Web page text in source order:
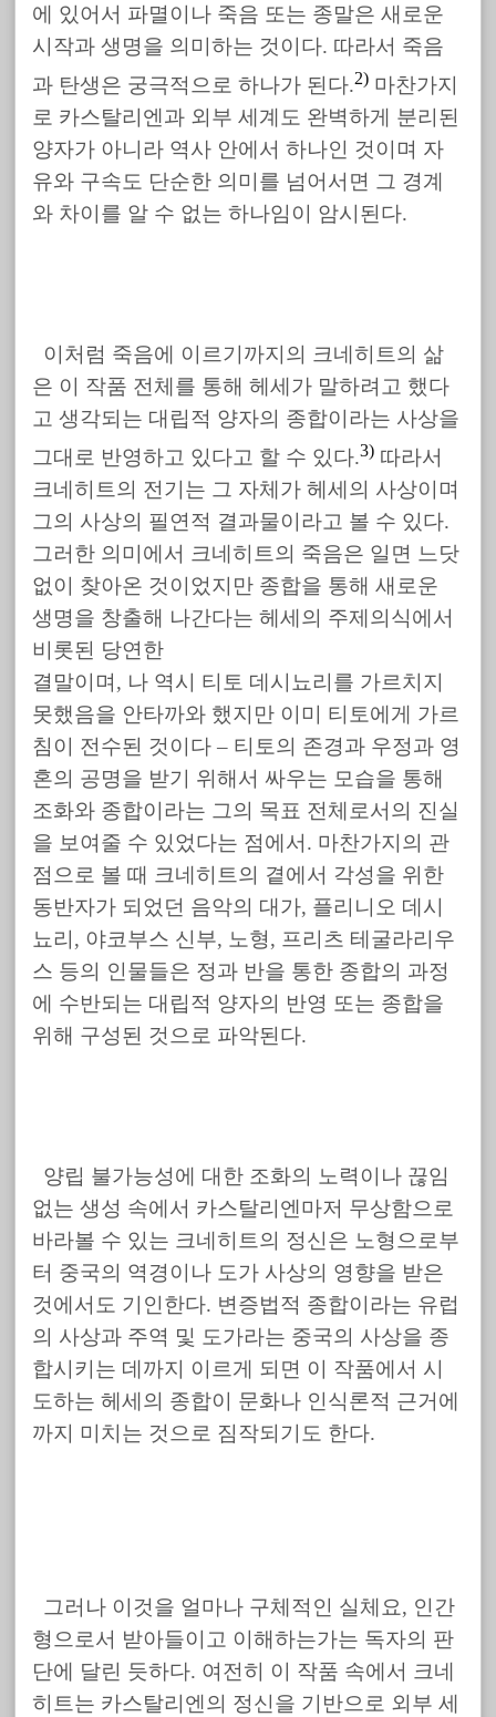
에 있어서 파멸이나 죽음 또는 종말은 새로운
시작과 생명을 의미하는 것이다. 따라서 죽음
과 탄생은 궁극적으로 하나가 된다.2) 마찬가지
로 카스탈리엔과 외부 세계도 완벽하게 분리된
양자가 아니라 역사 안에서 하나인 것이며 자
유와 구속도 단순한 의미를 넘어서면 그 경계
와 차이를 알 수 없는 하나임이 암시된다.
이처럼 죽음에 이르기까지의 크네히트의 삶
은 이 작품 전체를 통해 헤세가 말하려고 했다
고 생각되는 대립적 양자의 종합이라는 사상을
그대로 반영하고 있다고 할 수 있다.3) 따라서
크네히트의 전기는 그 자체가 헤세의 사상이며
그의 사상의 필연적 결과물이라고 볼 수 있다.
그러한 의미에서 크네히트의 죽음은 일면 느닷
없이 찾아온 것이었지만 종합을 통해 새로운
생명을 창출해 나간다는 헤세의 주제의식에서
비롯된 당연한
결말이며, 나 역시 티토 데시뇨리를 가르치지
못했음을 안타까와 했지만 이미 티토에게 가르
침이 전수된 것이다 – 티토의 존경과 우정과 영
혼의 공명을 받기 위해서 싸우는 모습을 통해
조화와 종합이라는 그의 목표 전체로서의 진실
을 보여줄 수 있었다는 점에서. 마찬가지의 관
점으로 볼 때 크네히트의 곁에서 각성을 위한
동반자가 되었던 음악의 대가, 플리니오 데시
뇨리, 야코부스 신부, 노형, 프리츠 테굴라리우
스 등의 인물들은 정과 반을 통한 종합의 과정
에 수반되는 대립적 양자의 반영 또는 종합을
위해 구성된 것으로 파악된다.
양립 불가능성에 대한 조화의 노력이나 끊임
없는 생성 속에서 카스탈리엔마저 무상함으로
바라볼 수 있는 크네히트의 정신은 노형으로부
터 중국의 역경이나 도가 사상의 영향을 받은
것에서도 기인한다. 변증법적 종합이라는 유럽
의 사상과 주역 및 도가라는 중국의 사상을 종
합시키는 데까지 이르게 되면 이 작품에서 시
도하는 헤세의 종합이 문화나 인식론적 근거에
까지 미치는 것으로 짐작되기도 한다.
그러나 이것을 얼마나 구체적인 실체요, 인간
형으로서 받아들이고 이해하는가는 독자의 판
단에 달린 듯하다. 여전히 이 작품 속에서 크네
히트는 카스탈리엔의 정신을 기반으로 외부 세